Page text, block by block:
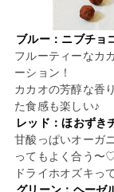
ブルー：ニブチョ
フルーティーなカ
ーション！
カカオの芳醇な香
た食感も楽しい♪
レッド：ほおずき
甘酸っぱいオーガ
ってもよく合う〜
ドライホオズキっ